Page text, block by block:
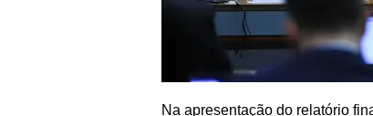
Na apresentação do relatório